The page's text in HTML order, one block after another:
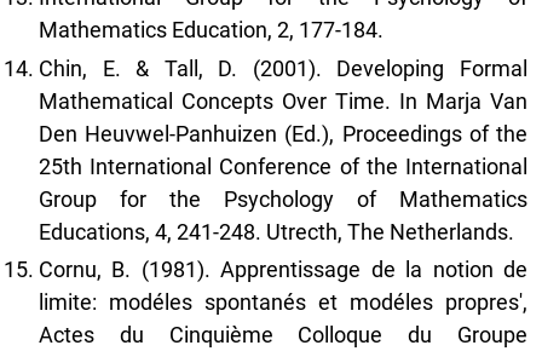
Mathematics Education, 2, 177-184.
Chin, E. & Tall, D. (2001). Developing Formal
Mathematical Concepts Over Time. In Marja Van
Den Heuvwel-Panhuizen (Ed.), Proceedings of the
25th International Conference of the International
Group for the Psychology of Mathematics
Educations, 4, 241-248. Utrecth, The Netherlands.
Cornu, B. (1981). Apprentissage de la notion de
limite: modéles spontanés et modéles propres',
Actes du Cinquième Colloque du Groupe